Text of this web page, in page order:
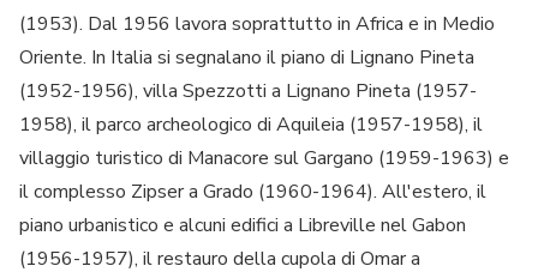
(1953). Dal 1956 lavora soprattutto in Africa e in Medio
Oriente. In Italia si segnalano il piano di Lignano Pineta
(1952-1956), villa Spezzotti a Lignano Pineta (1957-
1958), il parco archeologico di Aquileia (1957-1958), il
villaggio turistico di Manacore sul Gargano (1959-1963) e
il complesso Zipser a Grado (1960-1964). All'estero, il
piano urbanistico e alcuni edifici a Libreville nel Gabon
(1956-1957), il restauro della cupola di Omar a